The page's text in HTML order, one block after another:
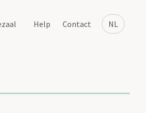
NL
Help Contact